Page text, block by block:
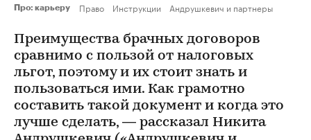
Про: карьеру Право Инструкции Андрушкевич и партнеры
Преимущества брачных договоров
сравнимо с пользой от налоговых
льгот, поэтому и их стоит знать и
пользоваться ими. Как грамотно
составить такой документ и когда это
лучше сделать, — рассказал Никита